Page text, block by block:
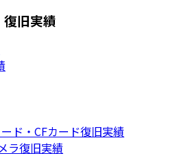
復旧実績
ド・CFカード復旧実績
ラ復旧実績